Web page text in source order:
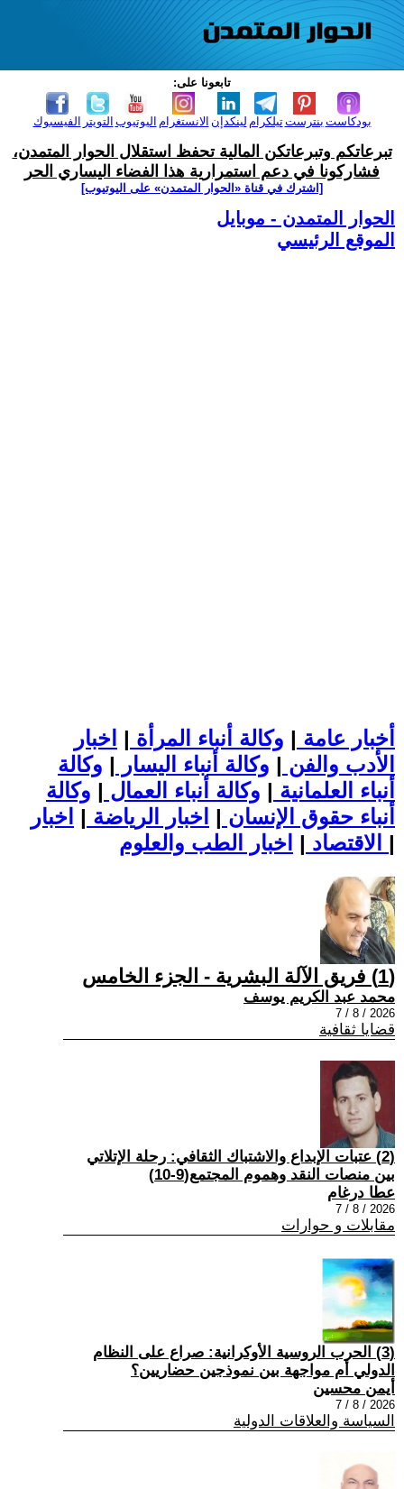
تابعونا على:
الفيسبوك التويتر اليوتيوب الانستغرام لينكدإن تيلكرامبنترست بودكاست
تبرعاتكم وتبرعاتكن المالية تحفظ استقلال الحوار المتمدن،
فشاركونا في دعم استمرارية هذا الفضاء اليساري الحر
[اشترك في قناة ‫«الحوار المتمدن» على اليوتيوب]
الحوار المتمدن - موبايل
الموقع الرئيسي
أخبار عامة | وكالة أنباء المرأة | اخبار
الأدب والفن | وكالة أنباء اليسار | وكالة
أنباء العلمانية | وكالة أنباء العمال | وكالة
أنباء حقوق الإنسان | اخبار الرياضة | اخبار
الاقتصاد | |
(1) فريق الآلة البشرية - الجزء الخامس
محمد عبد الكريم يوسف
2026 / 8 / 7
قضايا ثقافية
(2) عتبات الإبداع والاشتباك الثقافي: رحلة الإتلاتي
بين منصات النقد وهموم المجتمع(9-10)
عطا درغام
2026 / 8 / 7
مقابلات و حوارات
(3) الحرب الروسية الأوكرانية: صراع على النظام
الدولي أم مواجهة بين نموذجين حضاريين؟
أيمن محسين
2026 / 8 / 7
السياسة والعلاقات الدولية